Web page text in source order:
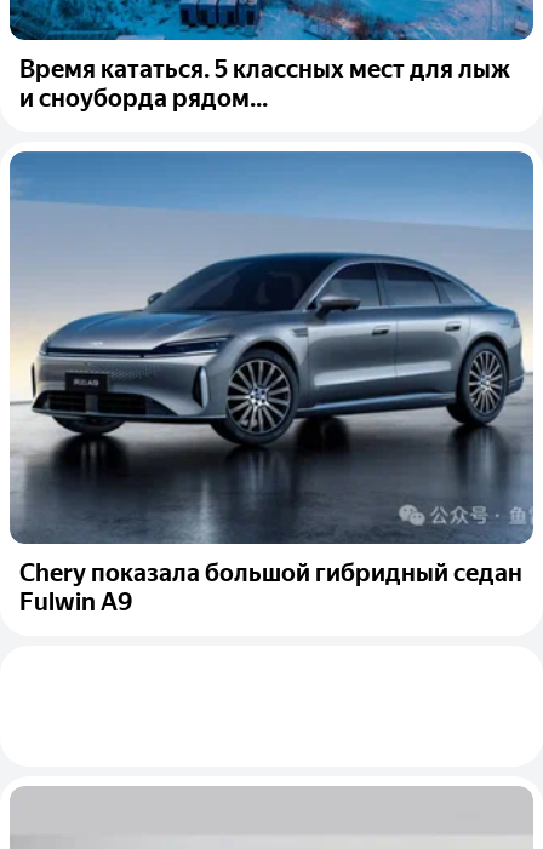
Время кататься. 5 классных мест для лыж
и сноуборда рядом...
Chery показала большой гибридный седан
Fulwin A9